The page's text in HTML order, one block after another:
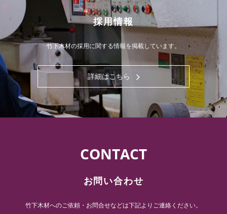
採用情報
竹下木材の採用に関する情報を掲載しています。
詳細はこちら
CONTACT
お問い合わせ
竹下木材へのご依頼・お問合せなどは下記よりご連絡ください。